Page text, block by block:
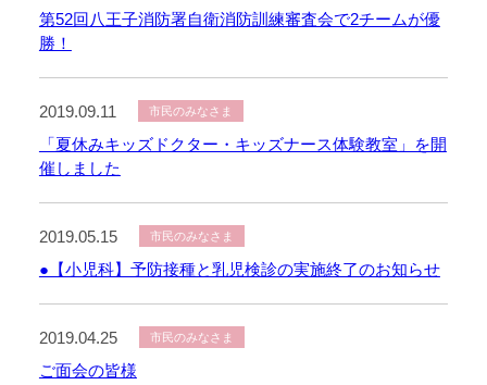
第52回八王子消防署自衛消防訓練審査会で2チームが優
勝！
2019.09.11 市民のみなさま
「夏休みキッズドクター・キッズナース体験教室」を開
催しました
2019.05.15 市民のみなさま
●【小児科】予防接種と乳児検診の実施終了のお知らせ
2019.04.25 市民のみなさま
ご面会の皆様